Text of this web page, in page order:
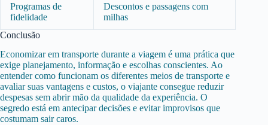
Programas de
fidelidade
Descontos e passagens com
milhas
Conclusão
Economizar em transporte durante a viagem é uma prática que
exige planejamento, informação e escolhas conscientes. Ao
entender como funcionam os diferentes meios de transporte e
avaliar suas vantagens e custos, o viajante consegue reduzir
despesas sem abrir mão da qualidade da experiência. O
segredo está em antecipar decisões e evitar improvisos que
costumam sair caros.